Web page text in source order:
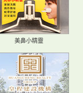
美鼻小精靈